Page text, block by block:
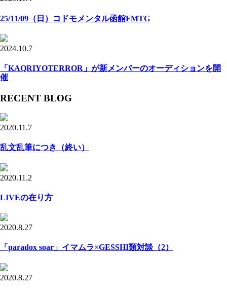
25/11/09（日）コドモメンタル函館FMTG
2024.10.7
「KAQRIYOTERROR」が新メンバーのオーディションを開
催
RECENT BLOG
2020.11.7
乱文乱筆につき（終い）
2020.11.2
LIVEの在り方
2020.8.27
「paradox soar」イマムラ×GESSHI類対談（2）
2020.8.27